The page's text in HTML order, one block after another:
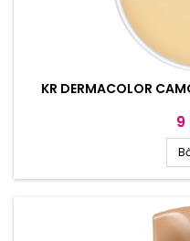
KR DERMACOLOR
Ár
9